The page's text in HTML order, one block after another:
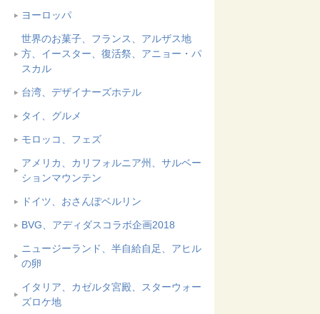
ヨーロッパ
世界のお菓子、フランス、アルザス地
方、イースター、復活祭、アニョー・パ
スカル
台湾、デザイナーズホテル
タイ、グルメ
モロッコ、フェズ
アメリカ、カリフォルニア州、サルベー
ションマウンテン
ドイツ、おさんぽベルリン
BVG、アディダスコラボ企画2018
ニュージーランド、半自給自足、アヒル
の卵
イタリア、カゼルタ宮殿、スターウォー
ズロケ地